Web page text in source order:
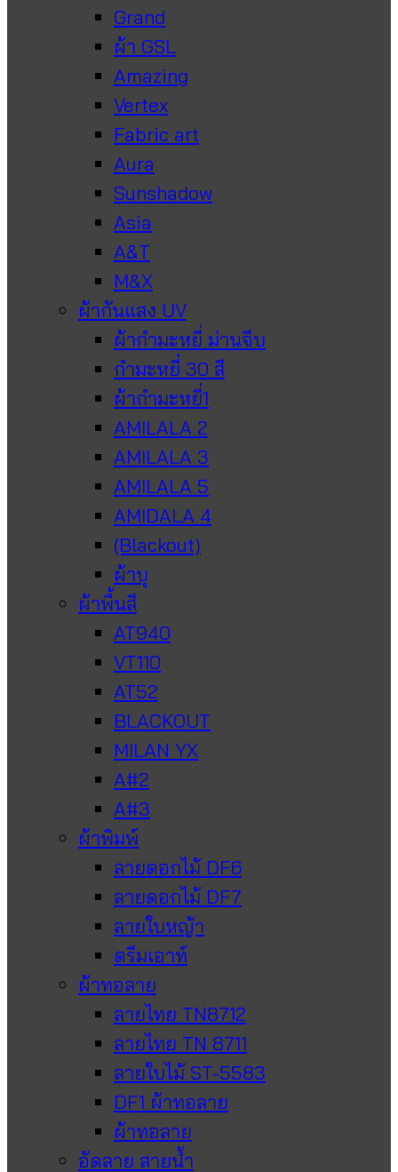
Grand
ผ้า GSL
Amazing
Vertex
Fabric art
Aura
Sunshadow
Asia
A&T
M&X
ผ้ากันแสง UV
ผ้ากำมะหยี่ ม่านจีบ
กำมะหยี่ 30 สี
ผ้ากำมะหยี่1
AMILALA 2
AMILALA 3
AMILALA 5
AMIDALA 4
(Blackout)
ผ้าบุ
ผ้าพื้นสี
AT940
VT110
AT52
BLACKOUT
MILAN YX
A#2
A#3
ผ้าพิมพ์
ลายดอกไม้ DF6
ลายดอกไม้ DF7
ลายใบหญ้า
ดรีมเอาท์
ผ้าทอลาย
ลายไทย TN8712
ลายไทย TN 8711
ลายใบไม้ ST-5583
DF1 ผ้าทอลาย
ผ้าทอลาย
อัดลาย สายน้ำ